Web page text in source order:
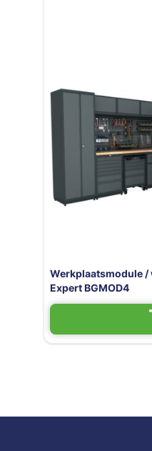
Werkplaatsmodule
Expert BGMOD4